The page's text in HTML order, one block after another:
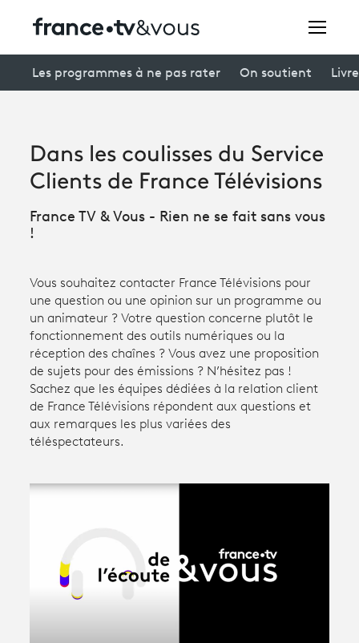
connexion
Avantages fidélité
Creators
Participer et assister à une émission
Productions et innovation
Programme tv
Les programmes à ne pas rater On soutient
Dans les coulisses du Service
Clients de France Télévisions
France TV & Vous - Rien ne se fait sans vous
!
Vous souhaitez contacter France Télévisions pour
une question ou une opinion sur un programme ou
un animateur ? Votre question concerne plutôt le
fonctionnement des outils numériques ou la
réception des chaînes ? Vous avez une proposition
de sujets pour des émissions ? N’hésitez pas !
Sachez que les équipes dédiées à la relation client
de France Télévisions répondent aux questions et
aux remarques les plus variées des
téléspectateurs.